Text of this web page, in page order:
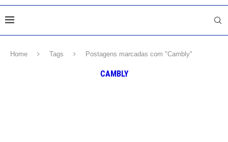
Home Tags Postagens marcadas com "Cambly"
CAMBLY